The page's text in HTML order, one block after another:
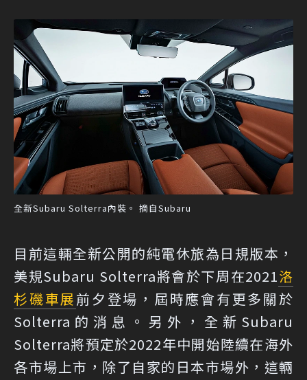
全新Subaru Solterra內裝。 摘自Subaru
目前這輛全新公開的純電休旅為日規版本，
美規Subaru Solterra將會於下周在2021洛
杉磯車展前夕登場，屆時應會有更多關於
Solterra的消息。另外，全新Subaru
Solterra將預定於2022年中開始陸續在海外
各市場上市，除了自家的日本市場外，這輛